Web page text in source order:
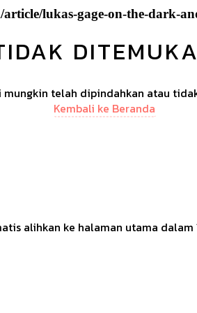
lukas-gage-on-the-dark-
mungkin telah dipindahkan atau
Kembali ke Beranda
alihkan ke halaman utama dalam